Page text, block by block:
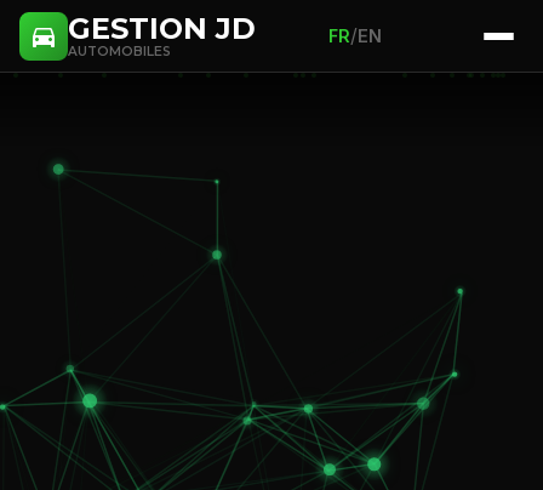
GESTION JD
AUTOMOBILES
FR/EN